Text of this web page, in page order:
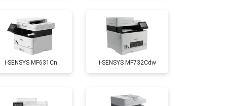
2700 ₽ Заказать
2500 ₽ Заказать
3500 ₽ Заказать
i-SENSYS MF631Cn i-SENSYS MF732Cdw